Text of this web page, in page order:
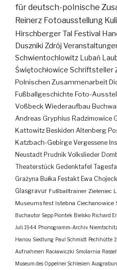
für deutsch-polnische
Reinerz Fotoausstellung
Hirschberger Tal Festival
Duszniki Zdrój
Schwientochlowitz Lubań
Świętochłowice Schriftsteller
Polnischen Zusammenarbeit
Fußballgeschichte Foto-
VoßbeckWiederaufbau
Andreas Gryphius Radzimowice
Kattowitz Beskiden Altenberg
Katzbach-Gebirge Vergessene
Neustadt Prudnik Volkslieder
Theaterstück Gedenktafel
Grażyna Bułka Festakt Ewa
Glasgravur Fußballtrainer Zieleniec
Museumsfest Istebna Ciechanowice
Buchautor Sepp Piontek Bielsko Richard
Juli 1944 Phonogramm-Archiv
Hanou Siedlung Paul Schmidt Pechhütte
Aufnahmen Racławiczki Smolarnia
Museum des Oppelner Schlesien